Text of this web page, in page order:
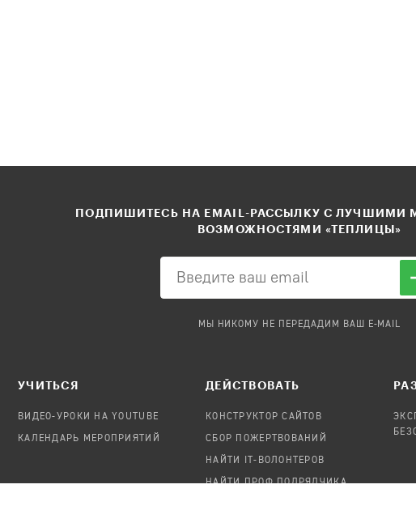
ПОДПИШИТЕСЬ НА EMAIL-РАССЫЛКУ С ЛУЧШИМИ
ВОЗМОЖНОСТЯМИ «ТЕПЛИЦЫ»
МЫ НИКОМУ НЕ ПЕРЕДАДИМ ВАШ E-MAIL
УЧИТЬСЯ
ВИДЕО-УРОКИ НА YOUTUBE
КАЛЕНДАРЬ МЕРОПРИЯТИЙ
ДЕЙСТВОВАТЬ
КОНСТРУКТОР САЙТОВ
СБОР ПОЖЕРТВОВАНИЙ
НАЙТИ IT-ВОЛОНТЕРОВ
НАЙТИ ПРОФ.ПОДРЯДЧИКА